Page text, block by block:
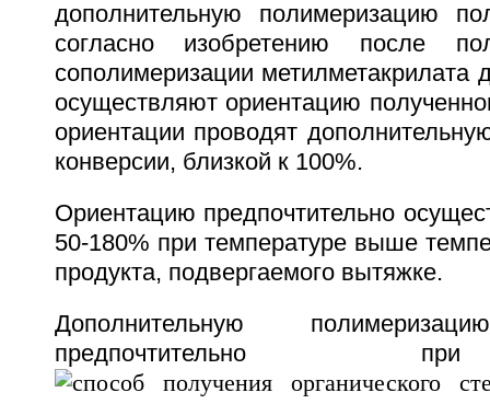
дополнительную полимеризацию
согласно изобретению после
сополимеризации метилметакрилата
осуществляют ориентацию
ориентации проводят
конверсии, близкой к 100%.
Ориентацию предпочтительно
50-180% при температуре выше
продукта, подвергаемого вытяжке.
Дополнительную
предпочтительно